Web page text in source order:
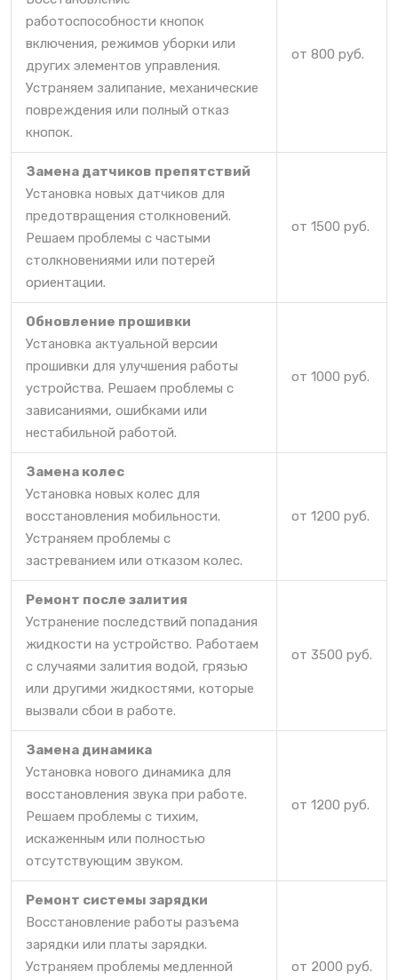
работоспособности кнопок
включения, режимов уборки или
других элементов управления.
Устраняем залипание, механические
повреждения или полный отказ
кнопок.
от 800 руб.
Замена датчиков препятствий
Установка новых датчиков для
предотвращения столкновений.
Решаем проблемы с частыми
столкновениями или потерей
ориентации.
от 1500 руб.
Обновление прошивки
Установка актуальной версии
прошивки для улучшения работы
устройства. Решаем проблемы с
зависаниями, ошибками или
нестабильной работой.
от 1000 руб.
Замена колес
Установка новых колес для
восстановления мобильности.
Устраняем проблемы с
застреванием или отказом колес.
от 1200 руб.
Ремонт после залития
Устранение последствий попадания
жидкости на устройство. Работаем
с случаями залития водой, грязью
или другими жидкостями, которые
вызвали сбои в работе.
от 3500 руб.
Замена динамика
Установка нового динамика для
восстановления звука при работе.
Решаем проблемы с тихим,
искаженным или полностью
отсутствующим звуком.
от 1200 руб.
Ремонт системы зарядки
Восстановление работы разъема
зарядки или платы зарядки.
Устраняем проблемы медленной
от 2000 руб.